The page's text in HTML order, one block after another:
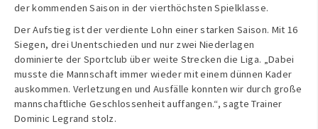
der kommenden Saison in der vierthöchsten Spielklasse.
Der Aufstieg ist der verdiente Lohn einer starken Saison. Mit 16
Siegen, drei Unentschieden und nur zwei Niederlagen
dominierte der Sportclub über weite Strecken die Liga. „Dabei
musste die Mannschaft immer wieder mit einem dünnen Kader
auskommen. Verletzungen und Ausfälle konnten wir durch große
mannschaftliche Geschlossenheit auffangen.“, sagte Trainer
Dominic Legrand stolz.